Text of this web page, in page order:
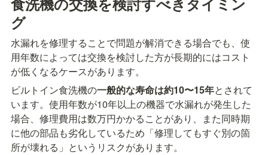
グ
水漏れを修理することで問題が解消できる場合でも、使
用年数によっては交換を検討した方が長期的にはコスト
が低くなるケースがあります。
ビルトイン食洗機の一般的な寿命は約10〜15年とされて
います。使用年数が10年以上の機器で水漏れが発生した
場合、修理費用は数万円かかることがあり、また同時期
に他の部品も劣化しているため「修理してもすぐ別の箇
所が壊れる」というリスクがあります。